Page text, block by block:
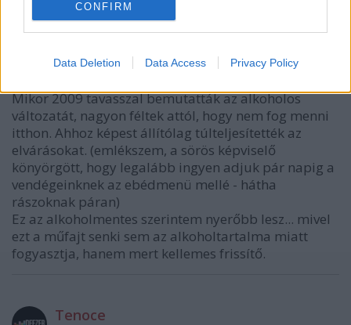
CONFIRM
Data Deletion Data Access Privacy Policy
Lacusru
@világevő: Igen, gyakorlatilag semmi gázos cucc
Mikor 2009 tavasszal bemutatták az alkoholos
változatát, nagyon féltek attól, hogy nem fog menni
itthon. Ahhoz képest állítólag túlteljesítették az
elvárásokat. (emlékszem, a sörös képviselő
könyörgött, hogy legalább ingyen adjuk pár napig a
vendégeinknek az ebédmenü mellé - hátha
rászoknak páran)
Ez az alkoholmentes szerintem nyerőbb lesz... mivel
ezt a műfajt senki sem az alkoholtartalma miatt
fogyasztja, hanem mert kellemes frissítő.
Tenoce